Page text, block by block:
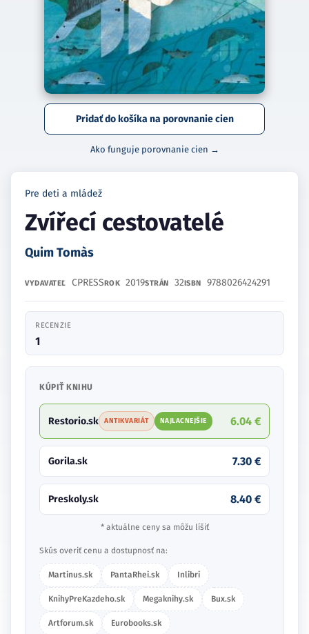
Pridať do košíka na porovnanie cien
Ako funguje porovnanie cien →
Pre deti a mládež
Zvířecí cestovatelé
Quim Tomàs
VYDAVATEĽ CPRESSROK 2019STRÁN 32ISBN 9788026424291
RECENZIE
1
KÚPIŤ KNIHU
Restorio.sk ANTIKVARIÁT NAJLACNEJŠIE 6.04 €
Gorila.sk 7.30 €
Preskoly.sk 8.40 €
* aktuálne ceny sa môžu líšiť
Skús overiť cenu a dostupnosť na:
Martinus.sk PantaRhei.sk Inlibri
KnihyPreKazdeho.sk Megaknihy.sk Bux.sk
Artforum.sk Eurobooks.sk